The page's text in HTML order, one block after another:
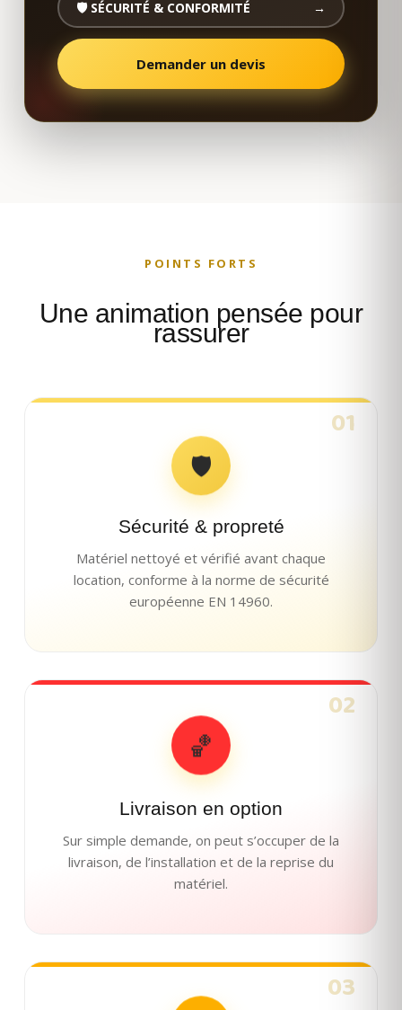
🛡️ SÉCURITÉ & CONFORMITÉ →
Demander un devis
POINTS FORTS
Une animation pensée pour
rassurer
01
🛡
Sécurité & propreté
Matériel nettoyé et vérifié avant chaque
location, conforme à la norme de sécurité
européenne EN 14960.
02
🏀
Livraison en option
Sur simple demande, on peut s’occuper de la
livraison, de l’installation et de la reprise du
matériel.
03